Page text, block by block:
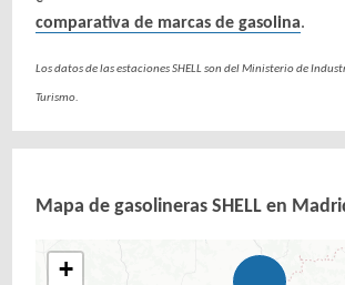
comparativa de marcas de gasolina.
Los datos de las estaciones SHELL son del Ministerio de
Turismo.
Mapa de gasolineras SHELL en
+